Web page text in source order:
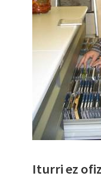
Iturri ez